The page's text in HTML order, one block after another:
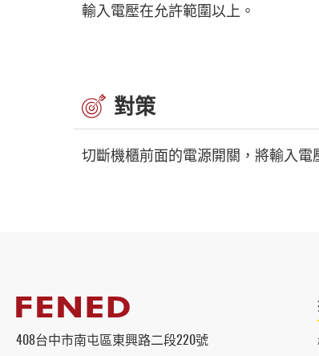
輸入電壓在允許範圍以上。
對策
切斷機櫃前面的電源開關，將輸入電
408台中市南屯區東興路二段220號